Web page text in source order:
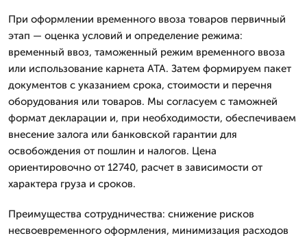
При оформлении временного ввоза товаров первичный
этап — оценка условий и определение режима:
временный ввоз, таможенный режим временного ввоза
или использование карнета АТА. Затем формируем пакет
документов с указанием срока, стоимости и перечня
оборудования или товаров. Мы согласуем с таможней
формат декларации и, при необходимости, обеспечиваем
внесение залога или банковской гарантии для
освобождения от пошлин и налогов. Цена
ориентировочно от 12740, расчет в зависимости от
характера груза и сроков.
Преимущества сотрудничества: снижение рисков
несвоевременного оформления, минимизация расходов